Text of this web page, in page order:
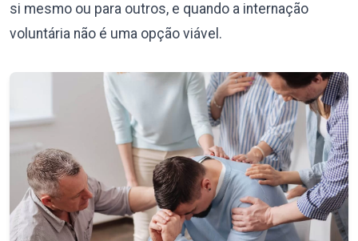
si mesmo ou para outros, e quando a internação
voluntária não é uma opção viável.